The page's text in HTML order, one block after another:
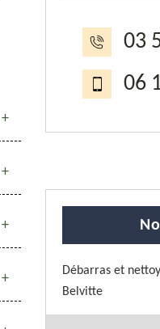
03
06
Débarras et
Belvitte